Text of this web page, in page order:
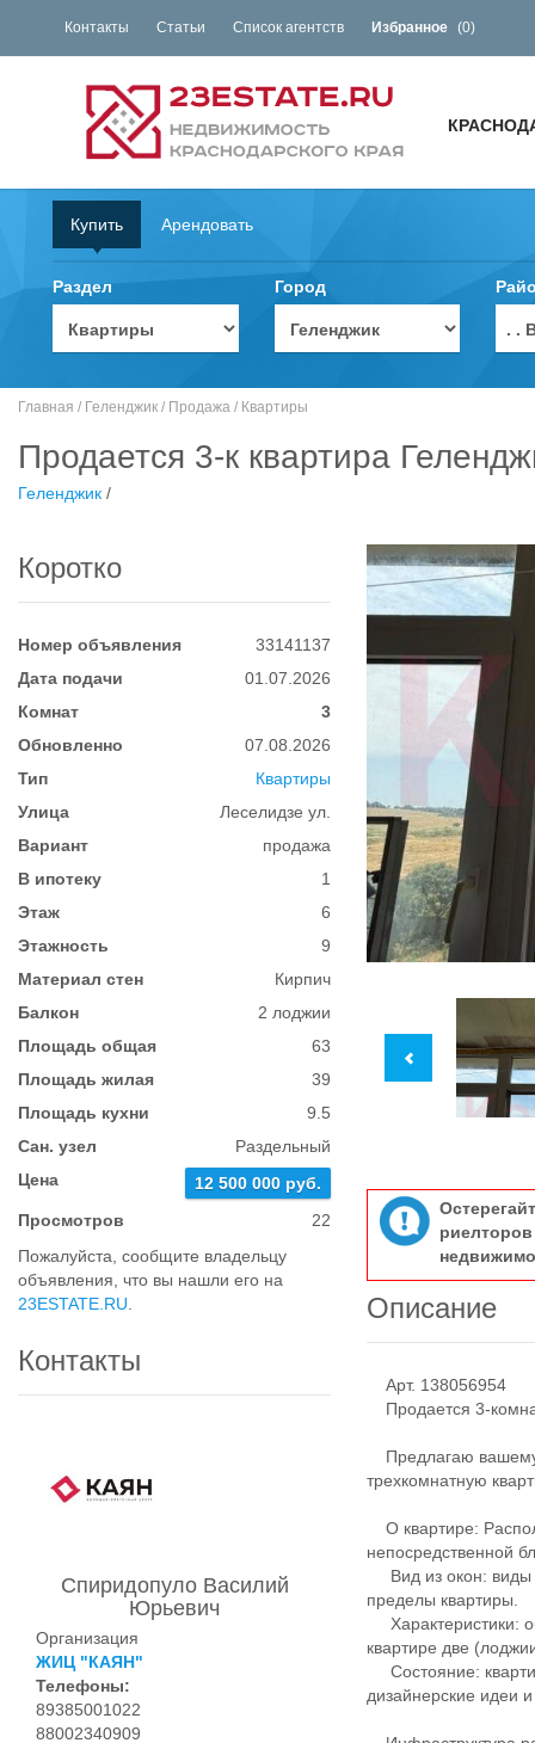
Контакты Статьи Список агентств Избранное (0)
Купить Арендовать
Раздел Город
. .
Главная / Геленджик / Продажа / Квартиры
Продается 3-к квартира
Геленджик /
Коротко
Номер объявления
33141137
Дата подачи
01.07.2026
Комнат
3
Обновленно
07.08.2026
Тип
Квартиры
Улица
Леселидзе ул.
Вариант
продажа
В ипотеку
1
Этаж
6
Этажность
9
Материал стен
Кирпич
Балкон
2 лоджии
Площадь общая
63
Площадь жилая
39
Площадь кухни
9.5
Сан. узел
Раздельный
Цена
12 500 000 руб.
Просмотров
22
Пожалуйста, сообщите владельцу
объявления, что вы нашли его на
23ESTATE.RU
Контакты
Спиридопуло Василий
Юрьевич
Организация
ЖИЦ "КАЯН"
Телефоны:
89385001022
88002340909
Описание
Арт. 138056954
Продается 3-
Предлагаю
трехкомнатную
О квартире:
непосредственной
Вид из окон: виды
пределы квартиры.
Характеристики:
квартире две
Состояние:
дизайнерские идеи